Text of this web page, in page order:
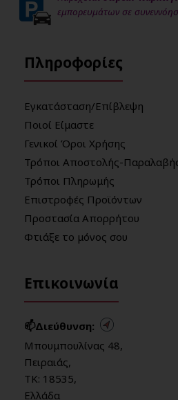
εμπορευμάτων σε
Πληροφορίες
Εγκατάσταση/Επίβλεψη
Ποιοί Είμαστε
Γενικοί Όροι Χρήσης
Τρόποι Αποστολής-
Τρόποι Πληρωμής
Επιστροφές Προϊόντων
Προστασία Απορρήτου
Φτιάξε το μόνος σου
Επικοινωνία
📫Διεύθυνση:
Μπουμπουλίνας 48,
Πειραιάς,
ΤΚ: 18535,
Ελλάδα